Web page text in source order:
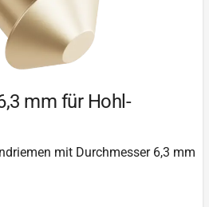
mm für Hohl-
mit Durchmesser 6,3 mm